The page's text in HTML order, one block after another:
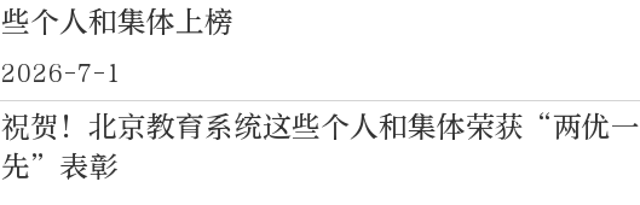
些个人和集体上榜
2026-7-1
祝贺！北京教育系统这些个人和集体荣获“两优一
先”表彰